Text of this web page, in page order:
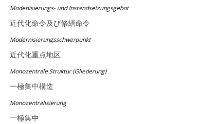
Modenisierungs- und Instandsetzungsgebot
近代化命令及び修繕命令
Modernisierungsschwerpunkt
近代化重点地区
Monozentrale Struktur (Gliederung)
一極集中構造
Monozentralisierung
一極集中